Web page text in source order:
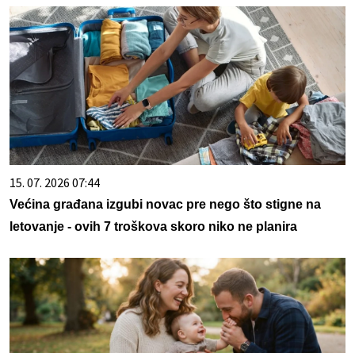
15. 07. 2026 07:44
Većina građana izgubi novac pre nego što stigne na
letovanje - ovih 7 troškova skoro niko ne planira